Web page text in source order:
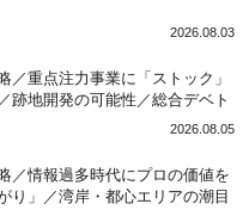
2026.08.03
重点注力事業に「ストック」
跡地開発の可能性／総合デベト
築へ体制整備／日本郵政不動産
2026.08.05
情報過多時代にプロの価値を
り」／湾岸・都心エリアの潮目